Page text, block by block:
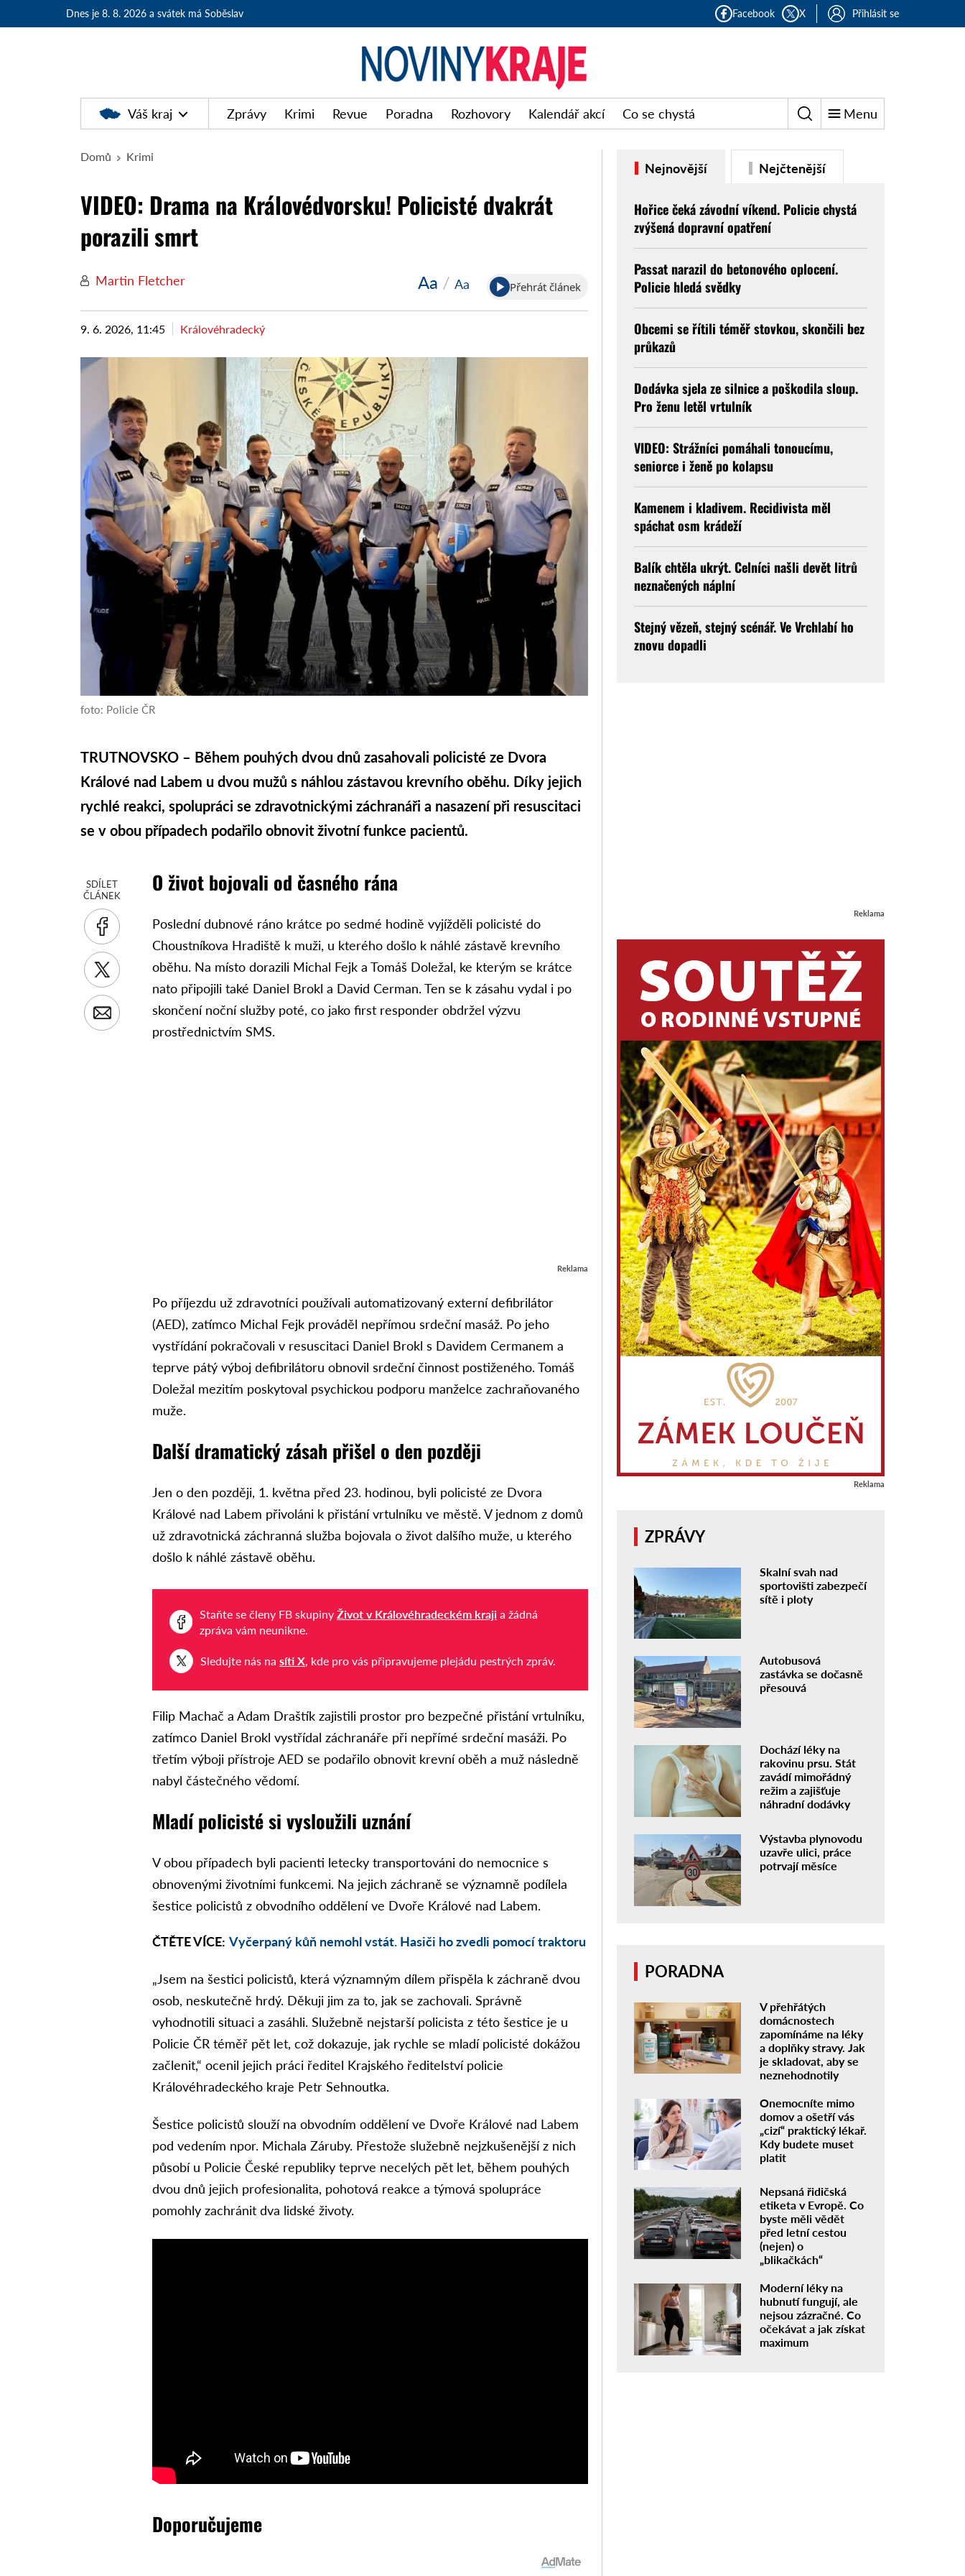
Dnes je 8. 8. 2026 a svátek má Soběslav Facebook X Přihlásit se
Noviny
kraje
Váš kraj Zprávy Krimi Revue Poradna Rozhovory Kalendář akcí Co se chystá Menu
Domů Krimi
VIDEO: Drama na Královédvorsku! Policisté dvakrát
porazili smrt
Martin Fletcher Aa / Aa Přehrát článek
9. 6. 2026, 11:45 Královéhradecký
foto: Policie ČR
TRUTNOVSKO – Během pouhých dvou dnů zasahovali policisté ze Dvora
Králové nad Labem u dvou mužů s náhlou zástavou krevního oběhu. Díky jejich
rychlé reakci, spolupráci se zdravotnickými záchranáři a nasazení při resuscitaci
se v obou případech podařilo obnovit životní funkce pacientů.
SDÍLET
ČLÁNEK
O život bojovali od časného rána
Poslední dubnové ráno krátce po sedmé hodině vyjížděli policisté do
Choustníkova Hradiště k muži, u kterého došlo k náhlé zástavě krevního
oběhu. Na místo dorazili Michal Fejk a Tomáš Doležal, ke kterým se krátce
nato připojili také Daniel Brokl a David Cerman. Ten se k zásahu vydal i po
skončení noční služby poté, co jako first responder obdržel výzvu
prostřednictvím SMS.
Reklama
Po příjezdu už zdravotníci používali automatizovaný externí defibrilátor
(AED), zatímco Michal Fejk prováděl nepřímou srdeční masáž. Po jeho
vystřídání pokračovali v resuscitaci Daniel Brokl s Davidem Cermanem a
teprve pátý výboj defibrilátoru obnovil srdeční činnost postiženého. Tomáš
Doležal mezitím poskytoval psychickou podporu manželce zachraňovaného
muže.
Další dramatický zásah přišel o den později
Jen o den později, 1. května před 23. hodinou, byli policisté ze Dvora
Králové nad Labem přivoláni k přistání vrtulníku ve městě. V jednom z domů
už zdravotnická záchranná služba bojovala o život dalšího muže, u kterého
došlo k náhlé zástavě oběhu.
Staňte se členy FB skupinyŽivot v Královéhradeckém kraji a žádná
zpráva vám neunikne.
Sledujte nás nasíti X , kde pro vás připravujeme plejádu pestrých zpráv.
Filip Machač a Adam Draštík zajistili prostor pro bezpečné přistání vrtulníku,
zatímco Daniel Brokl vystřídal záchranáře při nepřímé srdeční masáži. Po
třetím výboji přístroje AED se podařilo obnovit krevní oběh a muž následně
nabyl částečného vědomí.
Mladí policisté si vysloužili uznání
V obou případech byli pacienti letecky transportováni do nemocnice s
obnovenými životními funkcemi. Na jejich záchraně se významně podílela
šestice policistů z obvodního oddělení ve Dvoře Králové nad Labem.
ČTĚTE VÍCE: Vyčerpaný kůň nemohl vstát. Hasiči ho zvedli pomocí traktoru
„Jsem na šestici policistů, která významným dílem přispěla k záchraně dvou
osob, neskutečně hrdý. Děkuji jim za to, jak se zachovali. Správně
vyhodnotili situaci a zasáhli. Služebně nejstarší policista z této šestice je u
Policie ČR téměř pět let, což dokazuje, jak rychle se mladí policisté dokážou
začlenit,“ ocenil jejich práci ředitel Krajského ředitelství policie
Královéhradeckého kraje Petr Sehnoutka.
Šestice policistů slouží na obvodním oddělení ve Dvoře Králové nad Labem
pod vedením npor. Michala Záruby. Přestože služebně nejzkušenější z nich
působí u Policie České republiky teprve necelých pět let, během pouhých
dvou dnů jejich profesionalita, pohotová reakce a týmová spolupráce
pomohly zachránit dva lidské životy.
Doporučujeme
Nejnovější Nejčtenější
Hořice čeká závodní víkend. Policie chystá
zvýšená dopravní opatření
Passat narazil do betonového oplocení.
Policie hledá svědky
Obcemi se řítili téměř stovkou, skončili bez
průkazů
Dodávka sjela ze silnice a poškodila sloup.
Pro ženu letěl vrtulník
VIDEO: Strážníci pomáhali tonoucímu,
seniorce i ženě po kolapsu
Kamenem i kladivem. Recidivista měl
spáchat osm krádeží
Balík chtěla ukrýt. Celníci našli devět litrů
neznačených náplní
Stejný vězeň, stejný scénář. Ve Vrchlabí ho
znovu dopadli
Reklama
Reklama
ZPRÁVY
Skalní svah nad
sportovišti zabezpečí
sítě i ploty
Autobusová
zastávka se dočasně
přesouvá
Dochází léky na
rakovinu prsu. Stát
zavádí mimořádný
režim a zajišťuje
náhradní dodávky
Výstavba plynovodu
uzavře ulici, práce
potrvají měsíce
PORADNA
V přehřátých
domácnostech
zapomínáme na léky
a doplňky stravy. Jak
je skladovat, aby se
neznehodnotily
Onemocníte mimo
domov a ošetří vás
„cizí“ praktický lékař.
Kdy budete muset
platit
Nepsaná řidičská
etiketa v Evropě. Co
byste měli vědět
před letní cestou
(nejen) o
„blikačkách“
Moderní léky na
hubnutí fungují, ale
nejsou zázračné. Co
očekávat a jak získat
maximum